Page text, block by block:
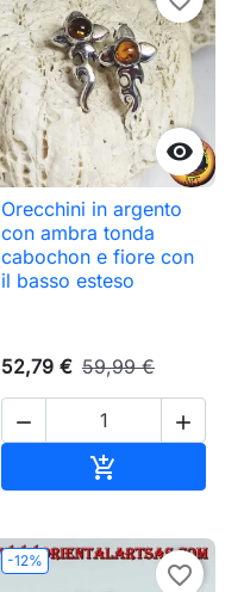

Orecchini in argento
con ambra tonda
cabochon e fiore con
il basso esteso
52,79 € 59,99 €
 

-12%
favorite_border